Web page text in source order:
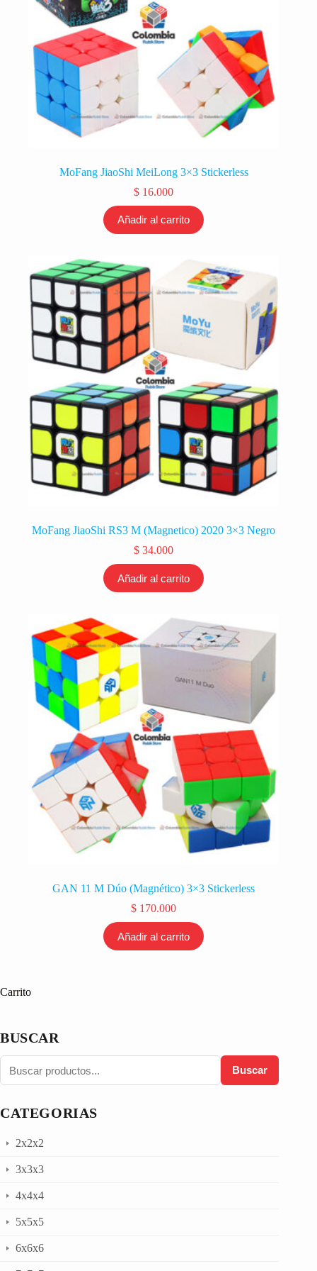
MoFang JiaoShi MeiLong 3×3 Stickerless
$ 16.000
Añadir al carrito
MoFang JiaoShi RS3 M (Magnetico) 2020 3×3 Negro
$ 34.000
Añadir al carrito
GAN 11 M Dúo (Magnético) 3×3 Stickerless
$ 170.000
Añadir al carrito
Carrito
BUSCAR
Buscar
CATEGORIAS
2x2x2
3x3x3
4x4x4
5x5x5
6x6x6